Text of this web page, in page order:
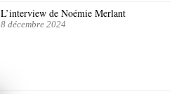
L’interview de Noémie Merlant
8 décembre 2024